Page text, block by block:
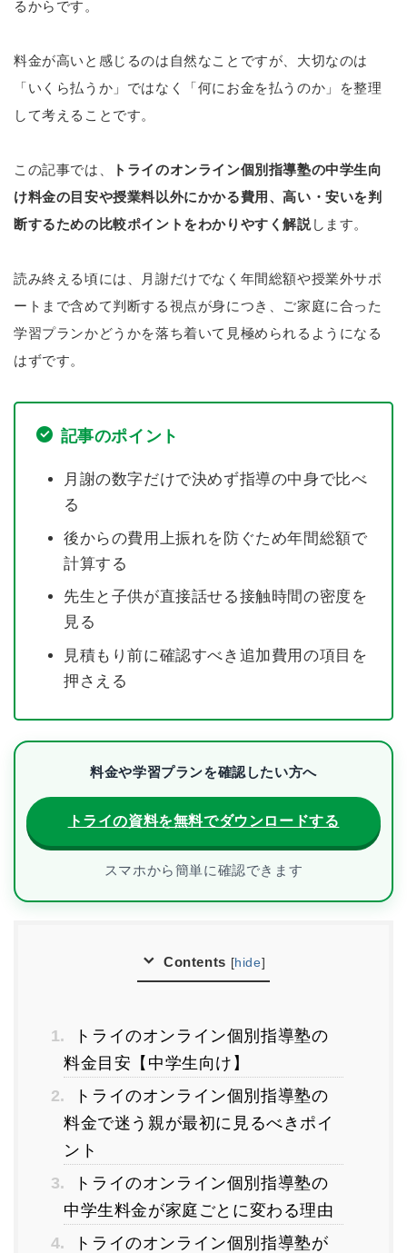
るからです。
料金が高いと感じるのは自然なことですが、大切なのは
「いくら払うか」ではなく「何にお金を払うのか」を整理
して考えることです。
この記事では、
トライのオンライン個別指導塾の中学生向
け料金の目安や授業料以外にかかる費用、高い・安いを判
断するための比較ポイントをわかりやすく解説 します。
読み終える頃には、月謝だけでなく年間総額や授業外サポ
ートまで含めて判断する視点が身につき、ご家庭に合った
学習プランかどうかを落ち着いて見極められるようになる
はずです。
記事のポイント
月謝の数字だけで決めず指導の中身で比べ
る
後からの費用上振れを防ぐため年間総額で
計算する
先生と子供が直接話せる接触時間の密度を
見る
見積もり前に確認すべき追加費用の項目を
押さえる
料金や学習プランを確認したい方へ
トライの資料を無料でダウンロードする
スマホから簡単に確認できます
Contents [hide]
1.
トライのオンライン個別指導塾の
料金目安【中学生向け】
2.
トライのオンライン個別指導塾の
料金で迷う親が最初に見るべきポイ
ント
3.
トライのオンライン個別指導塾の
中学生料金が家庭ごとに変わる理由
4.
トライのオンライン個別指導塾が